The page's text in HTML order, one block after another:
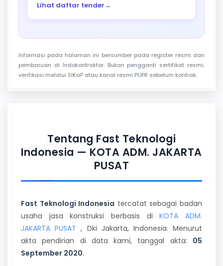
Lihat daftar tender→
Informasi pada halaman ini bersumber pada register resmi dan
pembaruan di Indokontraktor. Bukan pengganti sertifikat resmi;
verifikasi melalui SIKaP atau kanal resmi PUPR sebelum kontrak.
Tentang Fast Teknologi
Indonesia — KOTA ADM. JAKARTA
PUSAT
Fast Teknologi Indonesia tercatat sebagai badan
usaha jasa konstruksi berbasis diKOTA ADM.
JAKARTA PUSAT , Dki Jakarta, Indonesia. Menurut
akta pendirian di data kami, tanggal akta: 05
September 2020.